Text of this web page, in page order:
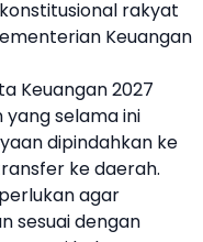
rakyat
Keuangan
Keuangan 2027
selama ini
dipindahkan ke
ke daerah.
agar
sesuai dengan